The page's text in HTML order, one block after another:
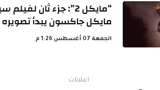
“مايكل 2”: جزء ثان لفيلم
مايكل جاكسون يبدأ تصويره
الجمعة 07 أغسطس 1:26 م
اعلانات